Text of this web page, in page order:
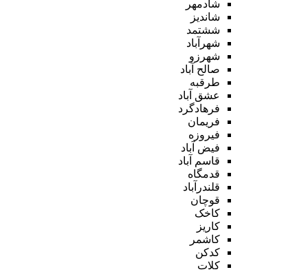
شادمهر
شاندیز
ششتمد
شهرآباد
شهرزو
صالح آباد
طرقبه
عشق آباد
فرهادگرد
فریمان
فیروزه
فیض آباد
قاسم آباد
قدمگاه
قلندرآباد
قوچان
کاخک
کاریز
کاشمر
کدکن
کلات